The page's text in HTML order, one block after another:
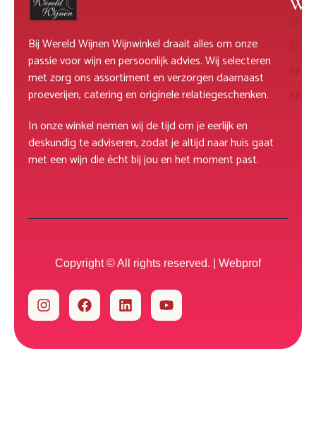
Bij Wereld Wijnen Wijnwinkel draait alles om onze
passie voor wijn en persoonlijk advies. Wij selecteren
met zorg ons assortiment en verzorgen daarnaast
proeverijen, catering en originele relatiegeschenken.
In onze winkel nemen wij de tijd om je eerlijk en
deskundig te adviseren, zodat je altijd naar huis gaat
met een wijn die écht bij jou en het moment past.
Copyright © All rights reserved. | Webprof